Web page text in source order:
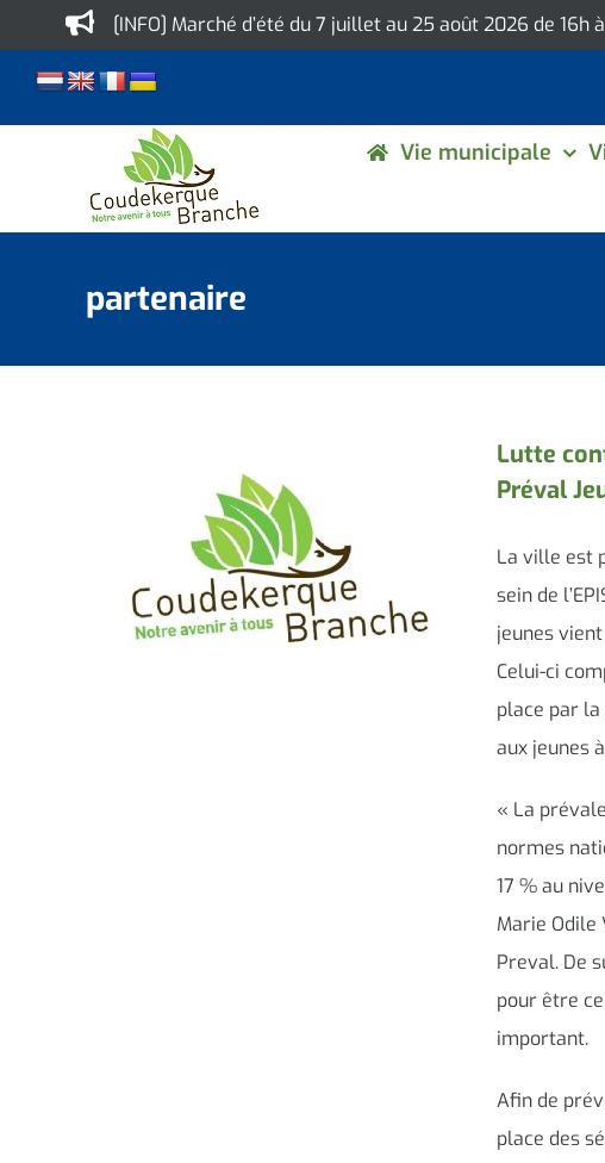
to
content
[INFO] Marché d’été du 7 juillet au 25 août 2026 de
Vie municipale
partenaire
Lutte
Préval
La ville est
sein de
jeunes
Celui-ci
place par
aux jeunes
« La
normes
17 % au
Marie Odile
Preval. De
pour être
important.
Afin de
place des